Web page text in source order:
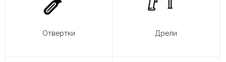
Отвертки Дрели